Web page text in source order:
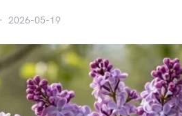
2026-05-19